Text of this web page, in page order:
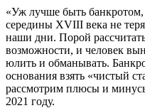
«Уж лучше быть
середины XVIII века не
наши дни. Порой
возможности, и человек
юлить и обманывать.
основания взять «чистый
рассмотрим плюсы и
2021 году.